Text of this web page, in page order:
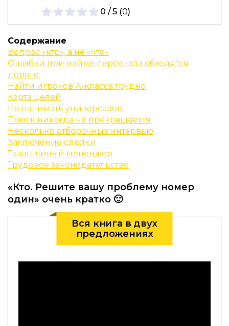
0 / 5 (0)
Содержание
Вопрос «кто», а не «что»
Ошибки при найме персонала обходятся
дорого
Найти игроков А-класса трудно
Карта целей
Не нанимать универсалов
Поиск никогда не прекращается
Несколько отборочных интервью
Заключение сделки
Талантливый менеджер
Трудовое законодательство
«Кто. Решите вашу проблему номер
один» очень кратко 🙂
Вся книга в двух
предложениях